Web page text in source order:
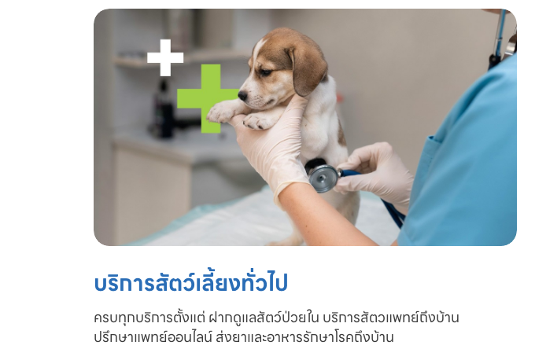
บริการสัตว์เลี้ยงทั่วไป
ครบทุกบริการตั้งแต่ ฝากดูแลสัตว์ป่วยใน บริการสัตวแพทย์ถึงบ้าน
ปรึกษาแพทย์ออนไลน์ ส่งยาและอาหารรักษาโรคถึงบ้าน